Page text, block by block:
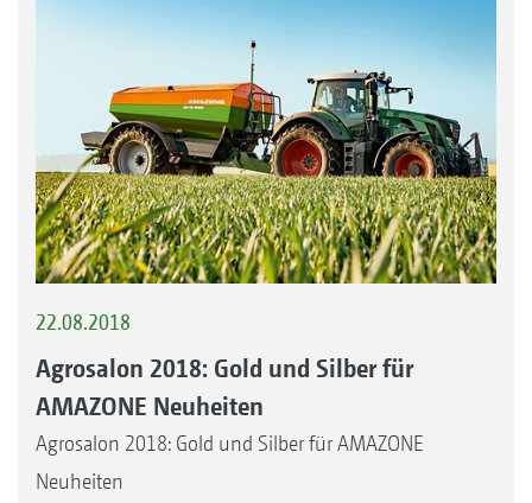
22.08.2018
Agrosalon 2018: Gold und Silber für
AMAZONE Neuheiten
Agrosalon 2018: Gold und Silber für AMAZONE
Neuheiten